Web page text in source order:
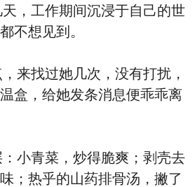
，工作期间沉浸于自己的世
不想见到。
来找过她几次，没有打扰，
盒，给她发条消息便乖乖离
小青菜，炒得脆爽；剥壳去
；热乎的山药排骨汤，撇了